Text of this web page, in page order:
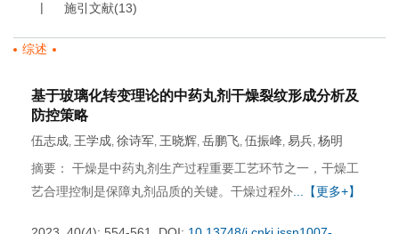
施引文献(13)
综述
基于玻璃化转变理论的中药丸剂干燥裂纹形成分析及
防控策略
伍志成, 王学成, 徐诗军, 王晓辉, 岳鹏飞, 伍振峰, 易兵, 杨明
摘要： 干燥是中药丸剂生产过程重要工艺环节之一，干燥工
艺合理控制是保障丸剂品质的关键。干燥过程外 ...【更多+】